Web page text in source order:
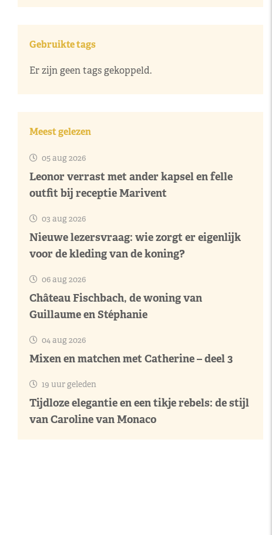
Gebruikte tags
Er zijn geen tags gekoppeld.
Meest gelezen
05 aug 2026
Leonor verrast met ander kapsel en felle
outfit bij receptie Marivent
03 aug 2026
Nieuwe lezersvraag: wie zorgt er eigenlijk
voor de kleding van de koning?
06 aug 2026
Château Fischbach, de woning van
Guillaume en Stéphanie
04 aug 2026
Mixen en matchen met Catherine – deel 3
19 uur geleden
Tijdloze elegantie en een tikje rebels: de stijl
van Caroline van Monaco